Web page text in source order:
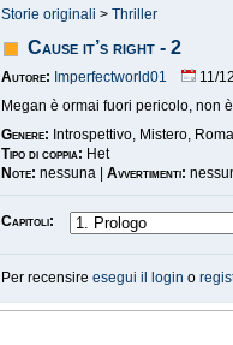
Storie originali >Thriller
Cause it’s right - 2
Autore: Imperfectworld01 11/
Megan è ormai fuori pericolo, non
Genere: Introspettivo, Mistero,
Tipo di coppia: Het
Note: nessuna |Avvertimenti:
Capitoli:
Per recensireesegui il login o